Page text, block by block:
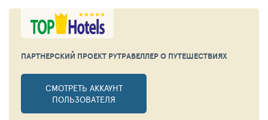
ПАРТНЕРСКИЙ ПРОЕКТ РУТРАВЕЛЛЕРО ПУТЕШЕСТВИЯХ
СМОТРЕТЬ АККАУНТ
ПОЛЬЗОВАТЕЛЯ